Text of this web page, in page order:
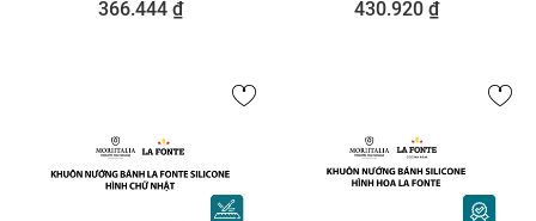
065362
366.444 ₫
064327
430.920 ₫